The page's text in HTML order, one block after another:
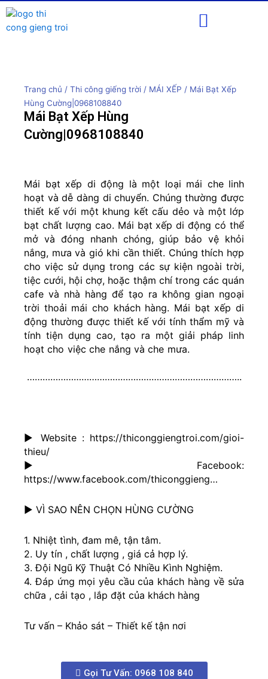
Trang chủ / Thi công giếng trời / MÁI XẾP / Mái Bạt Xếp
Hùng Cường|0968108840
Mái Bạt Xếp Hùng
Cường|0968108840
Mái bạt xếp di động là một loại mái che linh
hoạt và dễ dàng di chuyển. Chúng thường được
thiết kế với một khung kết cấu dẻo và một lớp
bạt chất lượng cao. Mái bạt xếp di động có thể
mở và đóng nhanh chóng, giúp bảo vệ khỏi
nắng, mưa và gió khi cần thiết. Chúng thích hợp
cho việc sử dụng trong các sự kiện ngoài trời,
tiệc cưới, hội chợ, hoặc thậm chí trong các quán
cafe và nhà hàng để tạo ra không gian ngoại
trời thoải mái cho khách hàng. Mái bạt xếp di
động thường được thiết kế với tính thẩm mỹ và
tính tiện dụng cao, tạo ra một giải pháp linh
hoạt cho việc che nắng và che mưa.
………………………………………………………………………..
▶ Website : https://thiconggiengtroi.com/gioi-
thieu/
▶ Facebook:
https://www.facebook.com/thiconggieng…
▶ VÌ SAO NÊN CHỌN HÙNG CƯỜNG
1. Nhiệt tình, đam mê, tận tâm.
2. Uy tín , chất lượng , giá cả hợp lý.
3. Đội Ngũ Kỹ Thuật Có Nhiều Kình Nghiệm.
4. Đáp ứng mọi yêu cầu của khách hàng về sửa
chữa , cải tạo , lắp đặt của khách hàng
Tư vấn – Khảo sát – Thiết kế tận nơi
Gọi Tư Vấn: 0968 108 840